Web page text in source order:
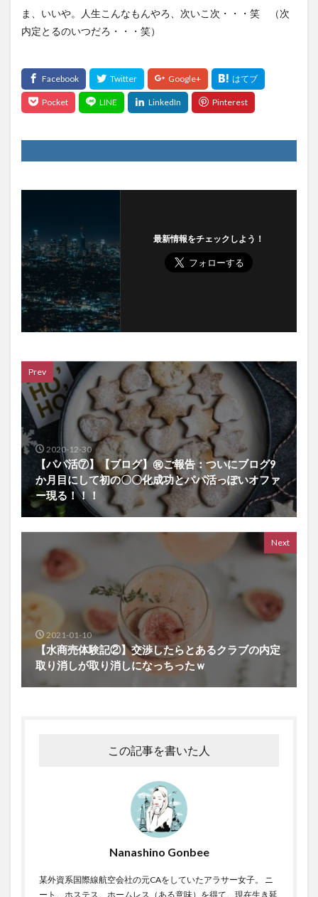
ま、いいや。人生こんなもんやろ、次いこ次・・・笑 （次
内定とるのいつだろ・・・笑）
最新情報をチェックしよう！
Prev
2020-12-30
【パパ活⑦】【ブログ】㊗ご報告：ついにブログ9
か月目にして初の〇〇化成功とパパ活っぽいオファ
ー現る！！！
Next
2021-01-10
【水商売体験記②】交渉したらとあるクラブの内定
取り消しが取り消しになっちったｗ
この記事を書いた人
Nanashino Gonbee
某外資系国際線航空会社の元CAをしていたアラサー女子。 ニ
ート、ホステス、ホームレス（ある意味）を得て、現在生き延